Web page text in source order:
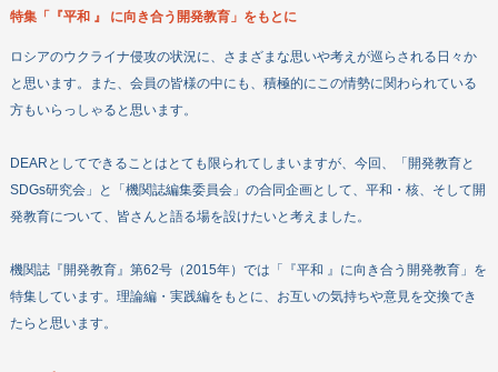
機関誌
お問い合わせ
特集「『平和 』 に向き合う開発教育」をもとに
ロシアのウクライナ侵攻の状況に、さまざまな思いや考えが巡らされる日々か
と思います。また、会員の皆様の中にも、積極的にこの情勢に関わられている
方もいらっしゃると思います。
DEARとしてできることはとても限られてしまいますが、今回、「開発教育と
SDGs研究会」と「機関誌編集委員会」の合同企画として、平和・核、そして開
発教育について、皆さんと語る場を設けたいと考えました。
機関誌『開発教育』第62号（2015年）では「『平和 』に向き合う開発教育」を
特集しています。理論編・実践編をもとに、お互いの気持ちや意見を交換でき
たらと思います。